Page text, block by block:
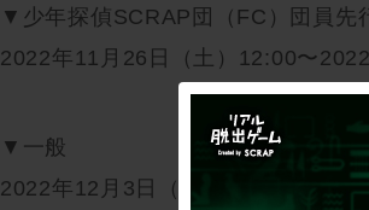
▼少年探偵SCRAP団（FC）団員先
2022年11月26日（土）12:00〜
▼一般
2022年12月3日（土） 12:00〜